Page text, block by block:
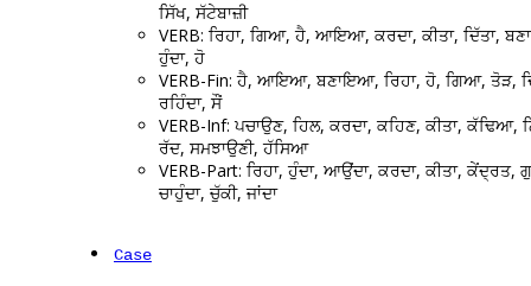
ਸਿੱਖ, ਸੱਟੇਬਾਜ਼ੀ
VERB: ਰਿਹਾ, ਗਿਆ, ਹੈ, ਆਇਆ, ਕਰਦਾ, ਕੀਤਾ, ਦਿੱਤਾ,
ਹੁੰਦਾ, ਹੋ
VERB-Fin: ਹੈ, ਆਇਆ, ਬਣਾਇਆ, ਰਿਹਾ, ਹੋ, ਗਿਆ, ਤੋੜ,
ਰਹਿੰਦਾ, ਸੌਂ
VERB-Inf: ਪਚਾਉਣ, ਹਿਲ, ਕਰਦਾ, ਕਹਿਣ, ਕੀਤਾ, ਕੱਢਿਆ,
ਰੱਦ, ਸਮਝਾਉਣੀ, ਹੱਸਿਆ
VERB-Part: ਰਿਹਾ, ਹੁੰਦਾ, ਆਉਂਦਾ, ਕਰਦਾ, ਕੀਤਾ, ਕੇਂਦ੍ਰਤ,
ਚਾਹੁੰਦਾ, ਚੁੱਕੀ, ਜਾਂਦਾ
Case